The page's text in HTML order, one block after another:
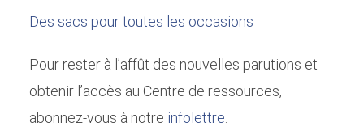
Des sacs pour toutes les occasions
Pour rester à l’affût des nouvelles parutions et
obtenir l’accès au Centre de ressources,
abonnez-vous à notre infolettre